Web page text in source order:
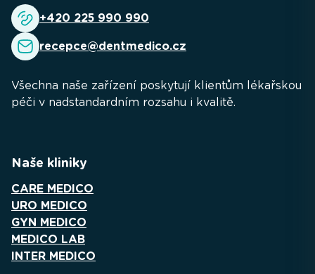
+420 225 990 990
recepce@dentmedico.cz
Všechna naše zařízení poskytují klientům lékařskou
péči v nadstandardním rozsahu i kvalitě.
Naše kliniky
CARE MEDICO
URO MEDICO
GYN MEDICO
MEDICO LAB
INTER MEDICO